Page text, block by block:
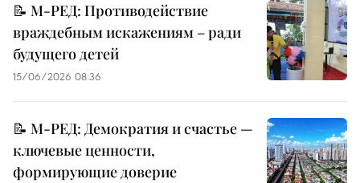
📝 М-РЕД: Противодействие
враждебным искажениям – ради
будущего детей
15/06/2026 08:36
📝 М-РЕД: Демократия и счастье —
ключевые ценности,
формирующие доверие